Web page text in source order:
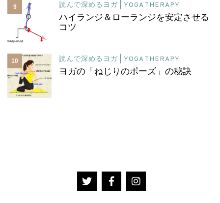
9 読んで深めるヨガ | YOGA THERAPY
ハイランジ＆ローランジを安定させる
コツ
10 読んで深めるヨガ | YOGA THERAPY
ヨガの「ねじりのポーズ」の秘訣